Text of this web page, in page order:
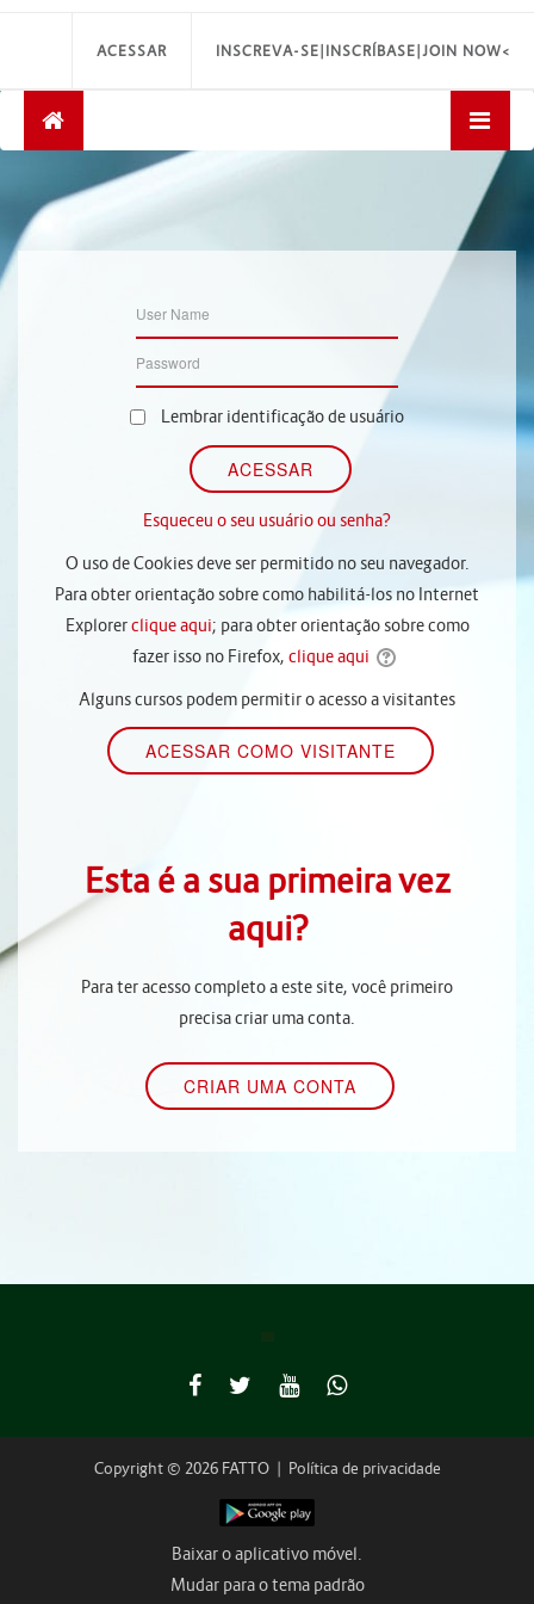
INSCREVA-SE|INSCRÍBASE|JOIN NOW<
ACESSAR
Lembrar identificação de usuário
Esqueceu o seu usuário ou senha?
O uso de Cookies deve ser permitido no seu navegador.
Para obter orientação sobre como habilitá-los no Internet
Explorerclique aqui; para obter orientação sobre como
fazer isso no Firefox, clique aqui
Alguns cursos podem permitir o acesso a visitantes
Esta é a sua primeira vez
aqui?
Para ter acesso completo a este site, você primeiro
precisa criar uma conta.
Copyright © 2026 FATTO | Política de privacidade
Baixar o aplicativo móvel.
Mudar para o tema padrão